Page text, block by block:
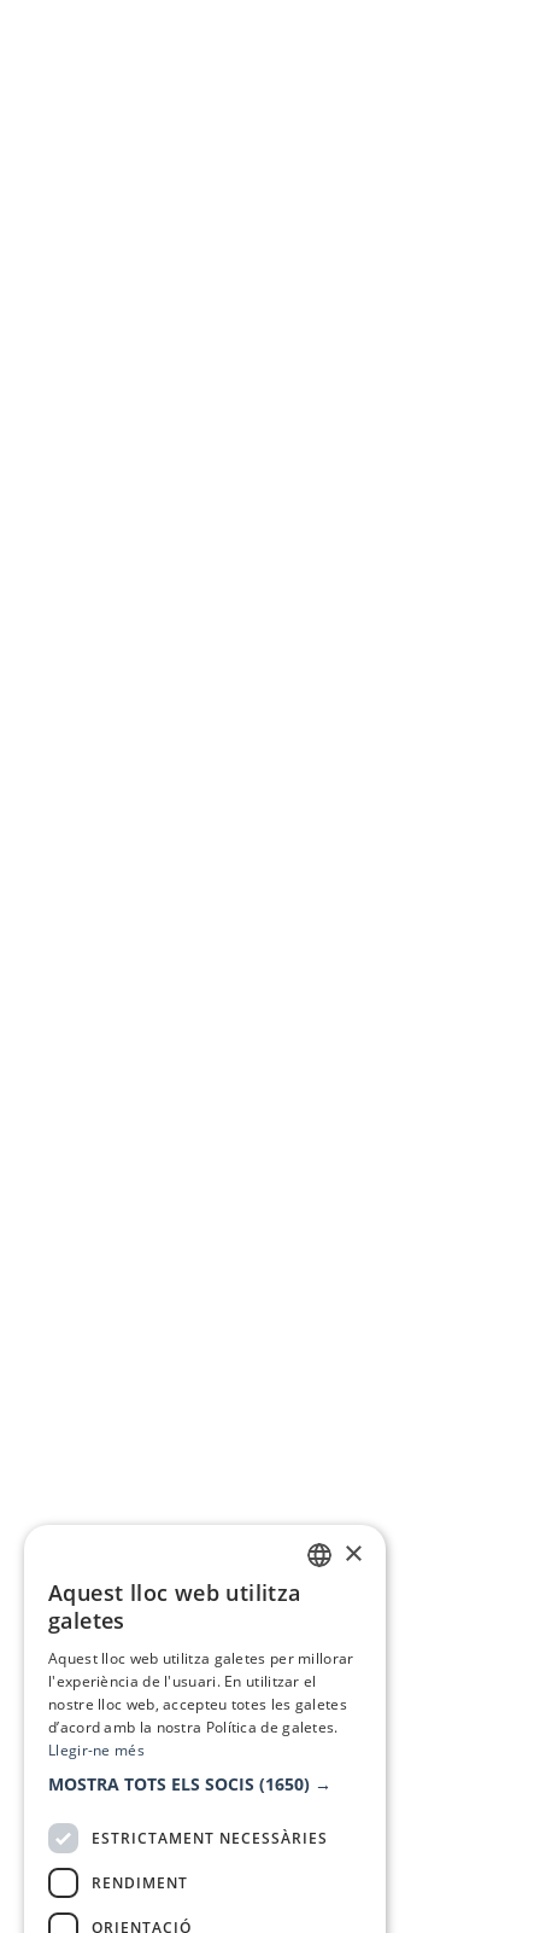
×
Aquest lloc web utilitza
galetes
Aquest lloc web utilitza galetes per millorar
l'experiència de l'usuari. En utilitzar el
nostre lloc web, accepteu totes les galetes
d’acord amb la nostra Política de galetes.
Llegir-ne més
MOSTRA TOTS ELS SOCIS (1650) →
ESTRICTAMENT NECESSÀRIES
RENDIMENT
ORIENTACIÓ